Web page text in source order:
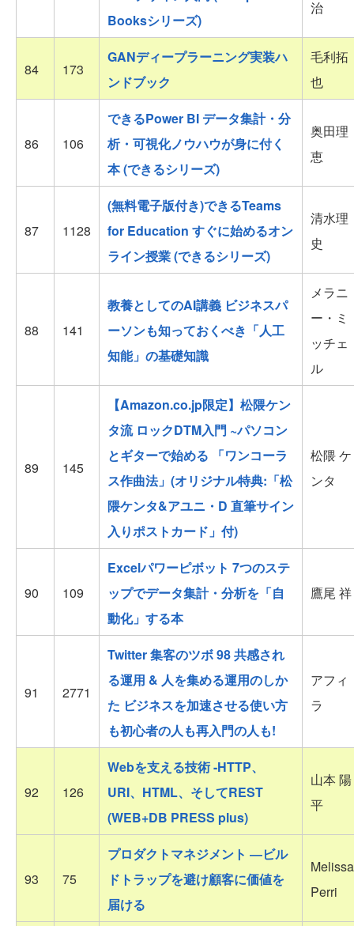
Booksシリーズ)
治
84 173
GANディープラーニング実装ハ
ンドブック
毛利拓
也
86 106
できるPower BI データ集計・分
析・可視化ノウハウが身に付く
本 (できるシリーズ)
奥田理
恵
87 1128
(無料電子版付き)できるTeams
for Education すぐに始めるオン
ライン授業 (できるシリーズ)
清水理
史
88 141
教養としてのAI講義 ビジネスパ
ーソンも知っておくべき「人工
知能」の基礎知識
メラニ
ー・ミ
ッチェ
ル
89 145
【Amazon.co.jp限定】松隈ケン
タ流 ロックDTM入門 ~パソコン
とギターで始める 「ワンコーラ
ス作曲法」(オリジナル特典:「松
隈ケンタ&アユニ・D 直筆サイン
入りポストカード」付)
松隈 ケ
ンタ
90 109
Excelパワーピボット 7つのステ
ップでデータ集計・分析を「自
動化」する本
鷹尾 祥
91 2771
Twitter 集客のツボ 98 共感され
る運用 & 人を集める運用のしか
た ビジネスを加速させる使い方
も初心者の人も再入門の人も!
アフィ
ラ
92 126
Webを支える技術 -HTTP、
URI、HTML、そしてREST
(WEB+DB PRESS plus)
山本 陽
平
93 75
プロダクトマネジメント ―ビル
ドトラップを避け顧客に価値を
届ける
Melissa
Perri